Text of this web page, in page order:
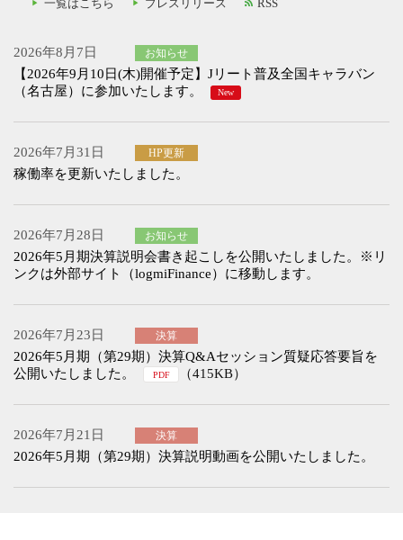
一覧はこちら プレスリリース RSS
2026年8月7日 お知らせ
【2026年9月10日(木)開催予定】Jリート普及全国キャラバン
（名古屋）に参加いたします。
New
2026年7月31日 HP更新
稼働率を更新いたしました。
2026年7月28日 お知らせ
2026年5月期決算説明会書き起こしを公開いたしました。※リ
ンクは外部サイト（logmiFinance）に移動します。
2026年7月23日 決算
2026年5月期（第29期）決算Q&Aセッション質疑応答要旨を
公開いたしました。
PDF （415KB）
2026年7月21日 決算
2026年5月期（第29期）決算説明動画を公開いたしました。